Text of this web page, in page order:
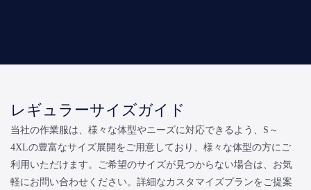
レギュラーサイズガイド
当社の作業服は、様々な体型やニーズに対応できるよう、S～
4XLの豊富なサイズ展開をご用意しており、様々な体型の方にご
利用いただけます。ご希望のサイズが見つからない場合は、お気
軽にお問い合わせください。詳細なカスタマイズプランをご提案